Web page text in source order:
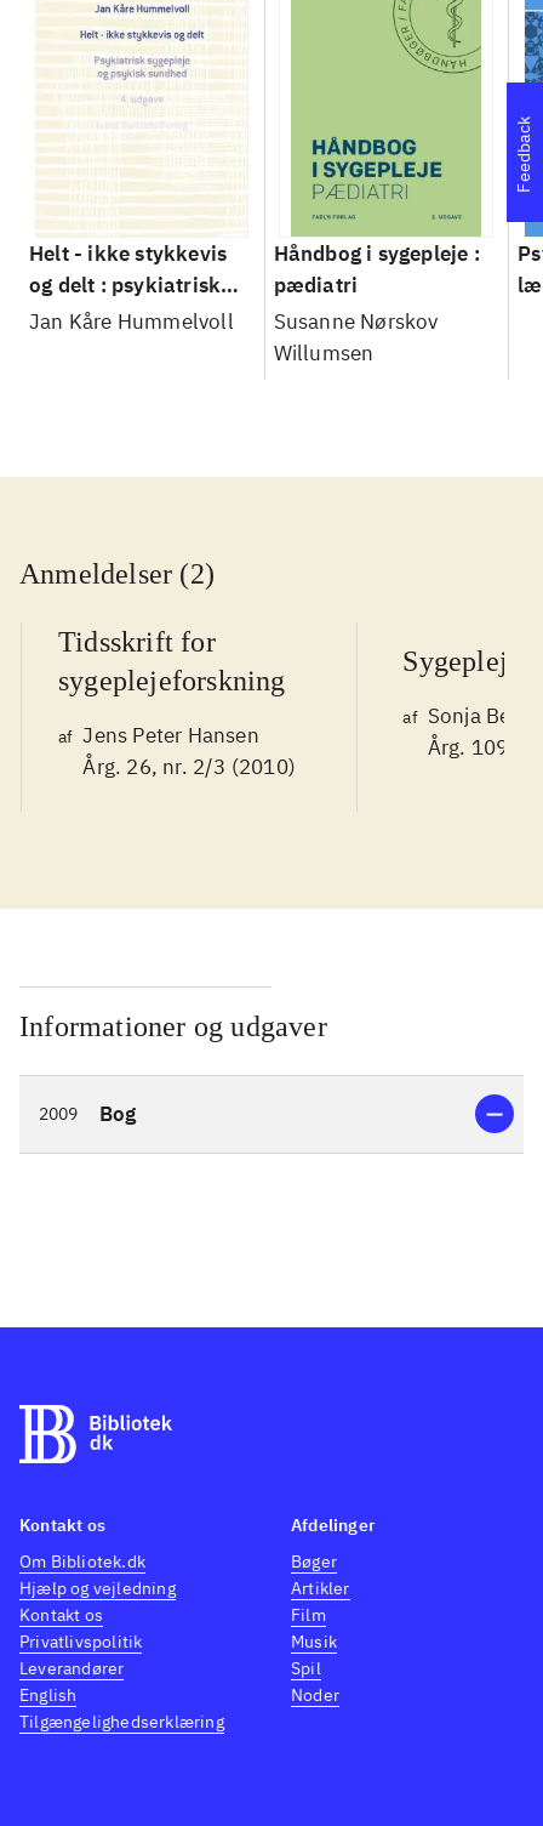
Helt - ikke stykkevis
og delt : psykiatrisk
sygepleje og psykisk
Jan Kåre Hummelvoll
Håndbog i sygepleje :
pædiatri
Susanne Nørskov
Willumsen
Anmeldelser (2)
Tidsskrift for
sygeplejeforskning
af Jens Peter Hansen
Årg. 26, nr. 2/3 (2010)
af Sonja Bech
Årg. 109,
Informationer og udgaver
2009 Bog
Feedback
Kontakt os
Om Bibliotek.dk
Hjælp og vejledning
Kontakt os
Privatlivspolitik
Leverandører
English
Tilgængelighedserklæring
Afdelinger
Bøger
Artikler
Film
Musik
Spil
Noder